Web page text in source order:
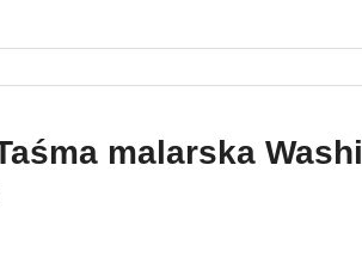
malarska Washi